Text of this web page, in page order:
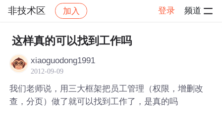
非技术区 加入 登录 频道
社区 非技术区 帖子详情
这样真的可以找到工作吗
xiaoguodong1991
2012-09-09
我们老师说，用三大框架把员工管理（权限，增删改
查，分页）做了就可以找到工作了，是真的吗